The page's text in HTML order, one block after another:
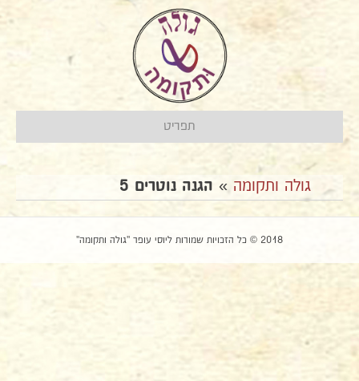
תפריט
גולה ותקומה » הגנה נוטרים 5
2018 © כל הזכויות שמורות ליוסי עופר "גולה ותקומה"